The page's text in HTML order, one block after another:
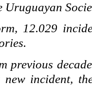
Uruguayan
12.029
previous
new incident,